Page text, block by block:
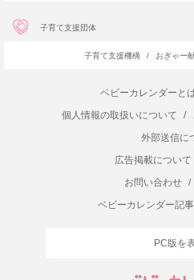
子育て支援団体
子育て支援機構 / おぎゃー
ベビーカレンダーと
個人情報の取扱いについて
/
外部送信に
広告掲載について
お問い合わせ
/
ベビーカレンダー記
PC版を